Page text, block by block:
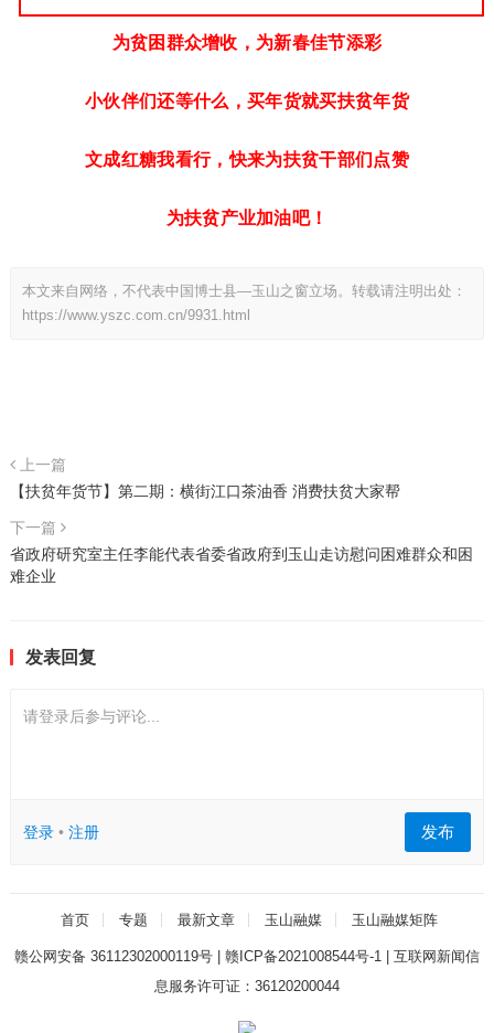
为贫困群众增收，为新春佳节添彩
小伙伴们还等什么，买年货就买扶贫年货
文成红糖我看行，快来为扶贫干部们点赞
为扶贫产业加油吧！
本文来自网络，不代表中国博士县—玉山之窗立场。转载请注明出处：
https://www.yszc.com.cn/9931.html
上一篇
【扶贫年货节】第二期：横街江口茶油香 消费扶贫大家帮
下一篇
省政府研究室主任李能代表省委省政府到玉山走访慰问困难群众和困
难企业
发表回复
请登录后参与评论...
登录• 注册 发布
首页 专题 最新文章 玉山融媒 玉山融媒矩阵
赣公网安备 36112302000119号| 赣ICP备2021008544号-1
互联网新闻信
息服务许可证：36120200044